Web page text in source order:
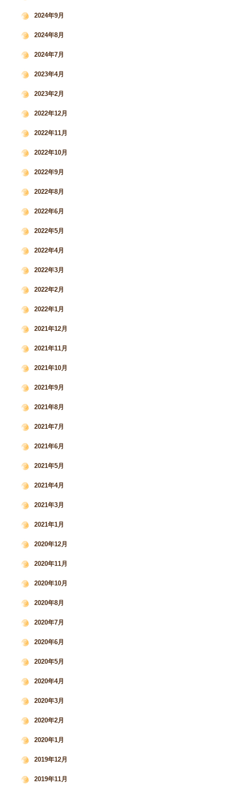
2024年9月
2024年8月
2024年7月
2023年4月
2023年2月
2022年12月
2022年11月
2022年10月
2022年9月
2022年8月
2022年6月
2022年5月
2022年4月
2022年3月
2022年2月
2022年1月
2021年12月
2021年11月
2021年10月
2021年9月
2021年8月
2021年7月
2021年6月
2021年5月
2021年4月
2021年3月
2021年1月
2020年12月
2020年11月
2020年10月
2020年8月
2020年7月
2020年6月
2020年5月
2020年4月
2020年3月
2020年2月
2020年1月
2019年12月
2019年11月